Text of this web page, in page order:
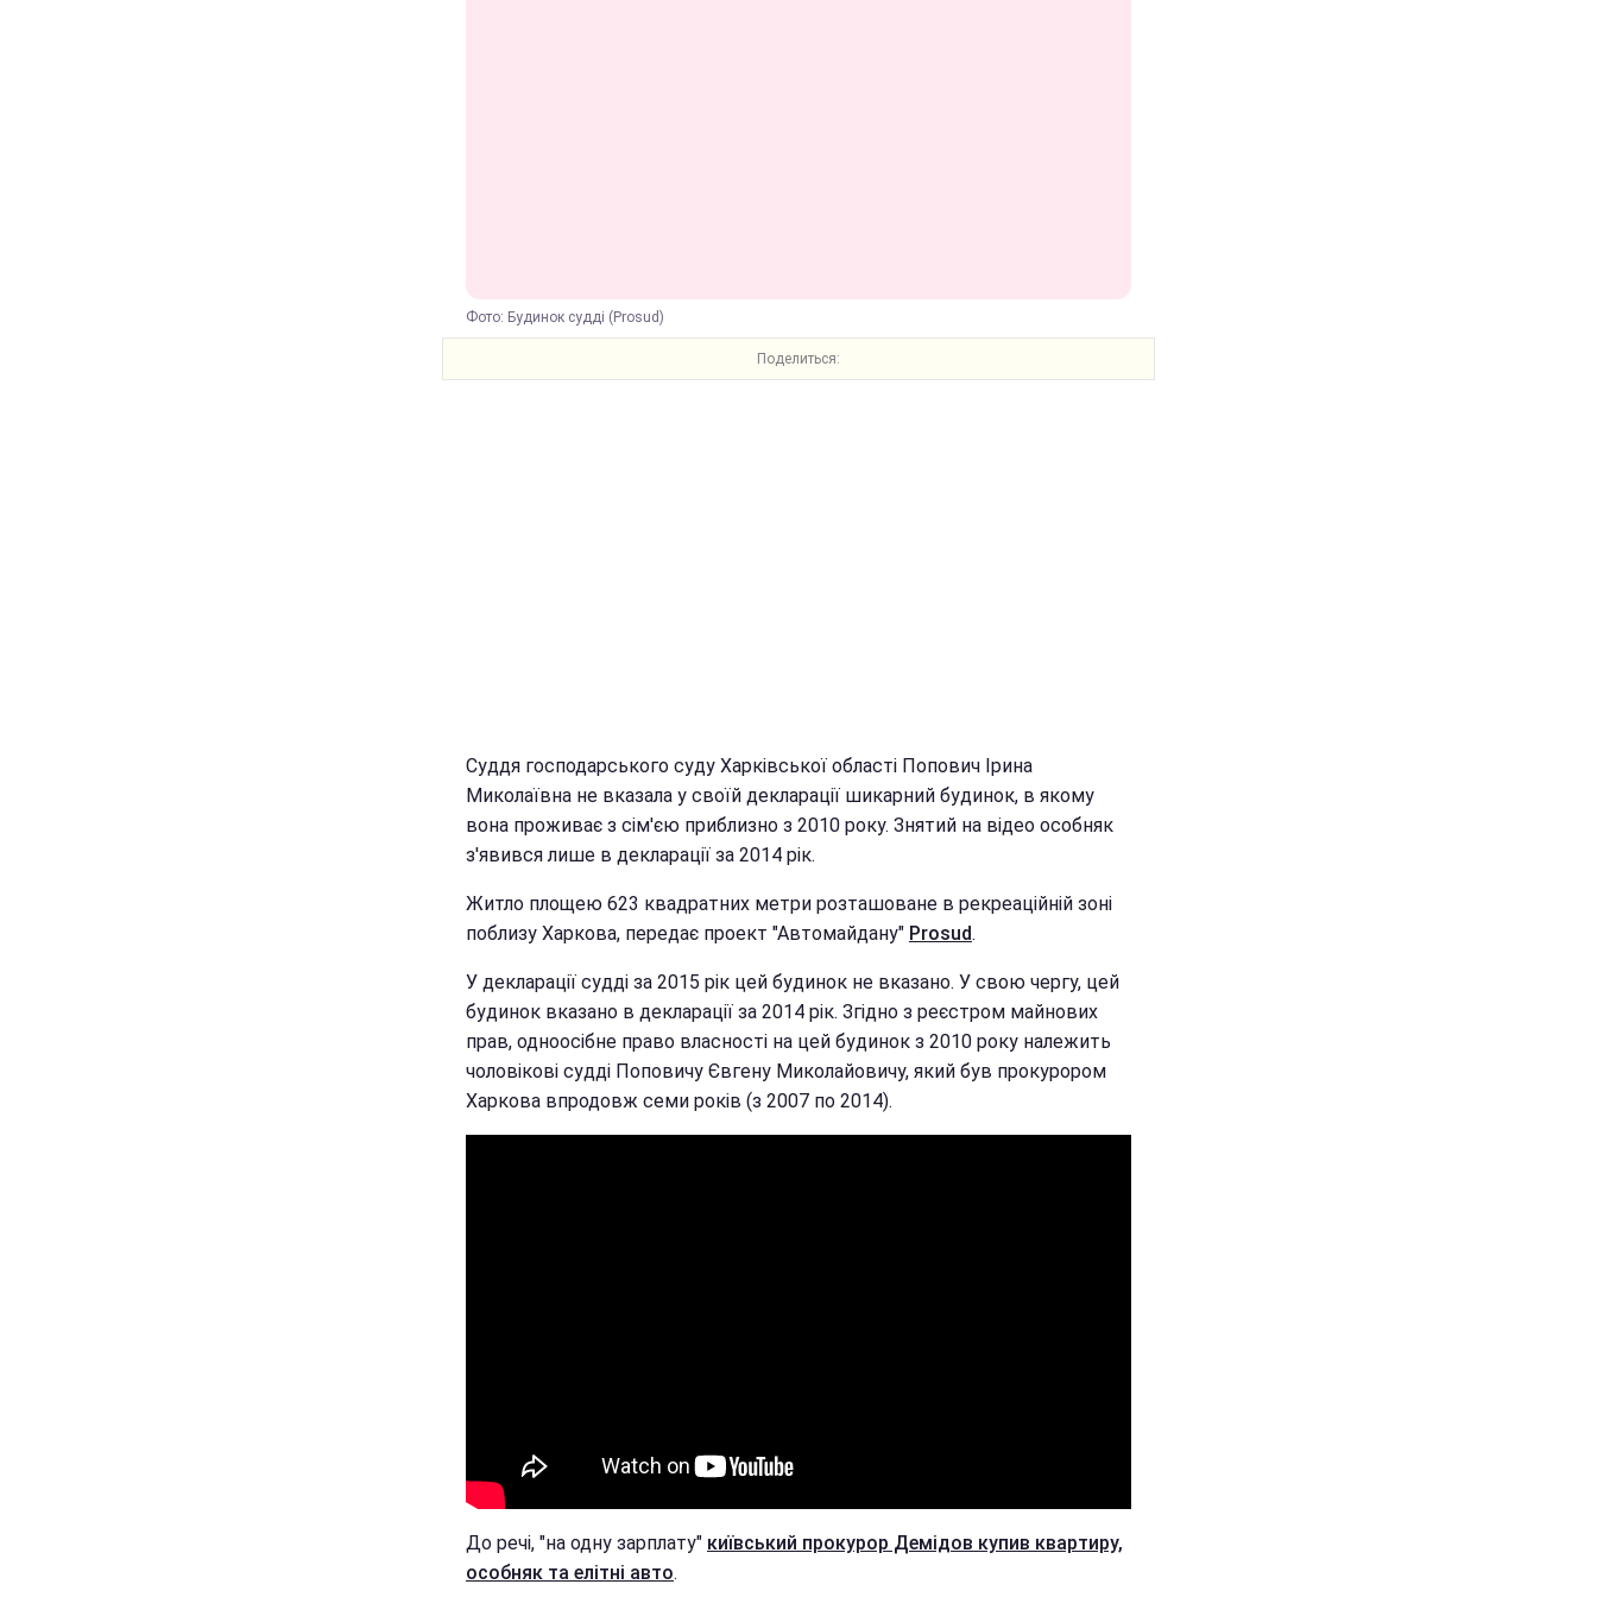
Фото: Будинок судді (Prosud)
Поделиться:
Суддя господарського суду Харківської області Попович Ірина
Миколаївна не вказала у своїй декларації шикарний будинок, в якому
вона проживає з сім'єю приблизно з 2010 року. Знятий на відео особняк
з'явився лише в декларації за 2014 рік.
Житло площею 623 квадратних метри розташоване в рекреаційній зоні
поблизу Харкова, передає проект "Автомайдану" Prosud.
У декларації судді за 2015 рік цей будинок не вказано. У свою чергу, цей
будинок вказано в декларації за 2014 рік. Згідно з реєстром майнових
прав, одноосібне право власності на цей будинок з 2010 року належить
чоловікові судді Поповичу Євгену Миколайовичу, який був прокурором
Харкова впродовж семи років (з 2007 по 2014).
До речі, "на одну зарплату" київський прокурор Демідов купив квартиру,
особняк та елітні авто.